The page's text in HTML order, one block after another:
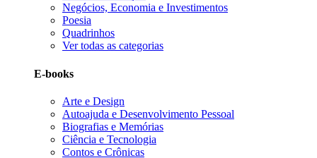
Negócios, Economia e Investimentos
Poesia
Quadrinhos
Ver todas as categorias
E-books
Arte e Design
Autoajuda e Desenvolvimento Pessoal
Biografias e Memórias
Ciência e Tecnologia
Contos e Crônicas